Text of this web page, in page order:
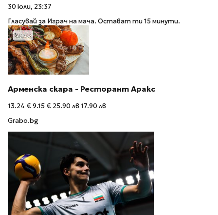
30 юли, 23:37
Гласувай за Играч на мача. Остават ти 15 минути.
Арменска скара - Ресторант Аракс
13.24 €9.15 € 25.90 лв 17.90 лв
Grabo.bg